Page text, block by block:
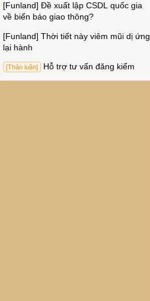
[Funland] Đề xuất lập CSDL quốc gia
về biển báo giao thông?
[Funland] Thời tiết này viêm mũi dị ứng
lại hành
[Thảo luận] Hỗ trợ tư vấn đăng kiểm